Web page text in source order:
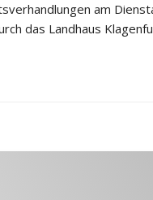
am
das Landhaus